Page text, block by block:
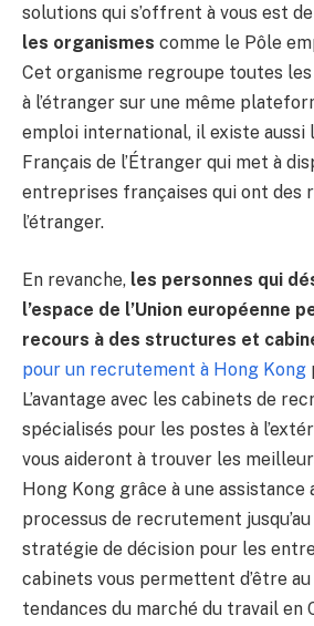
solutions qui s’offrent à vous est de
les organismes comme le Pôle
Cet organisme regroupe toutes
à l’étranger sur une même
emploi international, il existe aussi
Français de l’Étranger qui met à
entreprises françaises qui ont des
l’étranger.
En revanche, les personnes qui
l’espace de l’Union européenne
recours à des structures et
pour un recrutement à Hong Kong
L’avantage avec les cabinets de
spécialisés pour les postes à
vous aideront à trouver les
Hong Kong grâce à une
processus de recrutement
stratégie de décision pour les
cabinets vous permettent d’être
tendances du marché du travail en